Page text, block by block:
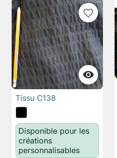

favorite_border
Tissu C138
Disponible pour les
créations
personnalisables